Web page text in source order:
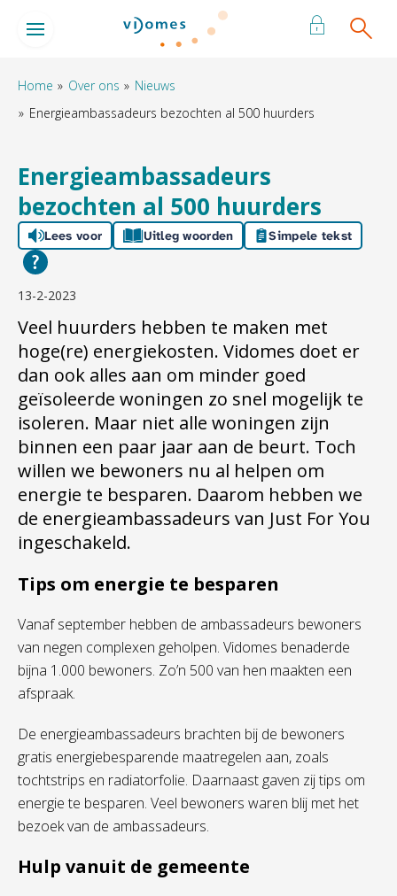
Naar de homepage
Ga naar Hoofd
Home Over ons
Nieuws
Energieambassadeurs bezochten al 500 huurders
Energieambassadeurs
bezochten al 500 huurders
Lees voor Uitleg woorden Simpele tekst
13-2-2023
Veel huurders hebben te maken met
hoge(re) energiekosten. Vidomes doet er
dan ook alles aan om minder goed
geïsoleerde woningen zo snel mogelijk te
isoleren. Maar niet alle woningen zijn
binnen een paar jaar aan de beurt. Toch
willen we bewoners nu al helpen om
energie te besparen. Daarom hebben we
de energieambassadeurs van Just For You
ingeschakeld.
Tips om energie te besparen
Vanaf september hebben de ambassadeurs bewoners
van negen complexen geholpen. Vidomes benaderde
bijna 1.000 bewoners. Zo’n 500 van hen maakten een
afspraak.
De energieambassadeurs brachten bij de bewoners
gratis energiebesparende maatregelen aan, zoals
tochtstrips en radiatorfolie. Daarnaast gaven zij tips om
energie te besparen. Veel bewoners waren blij met het
bezoek van de ambassadeurs.
Hulp vanuit de gemeente